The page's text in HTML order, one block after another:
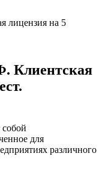
Клиентская
для
различного